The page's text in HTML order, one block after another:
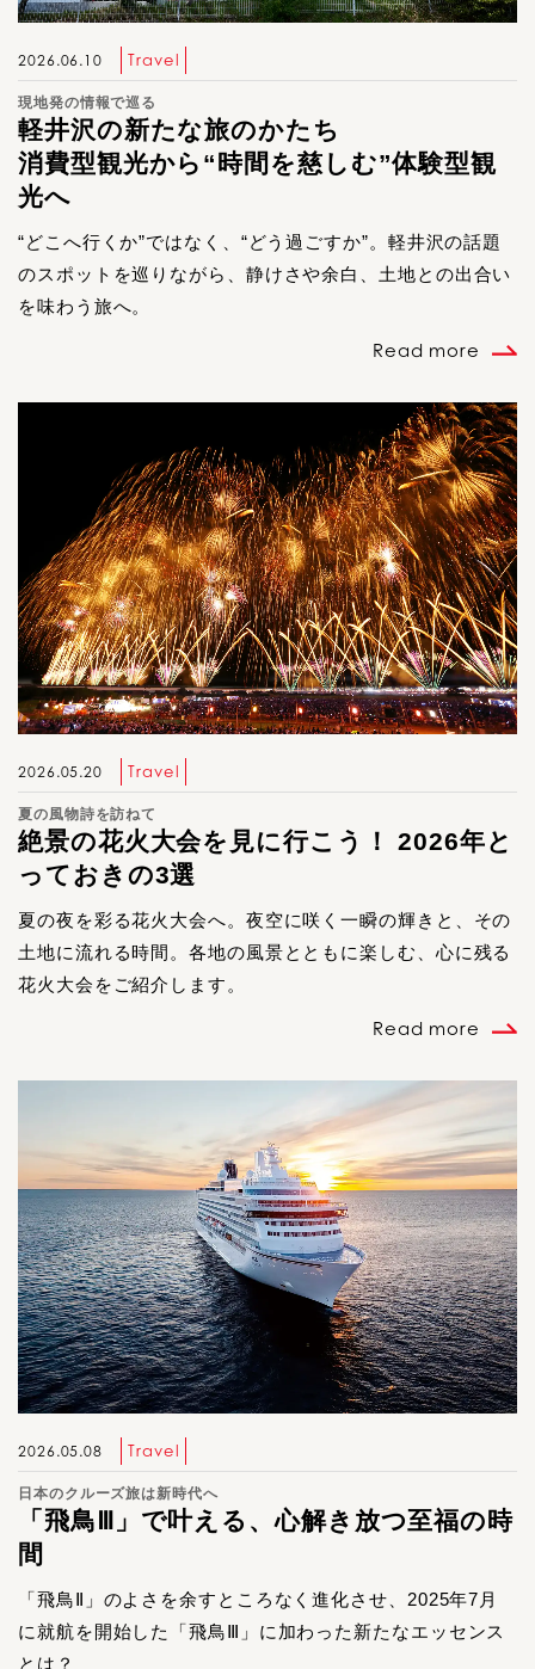
2026.06.10 Travel
現地発の情報で巡る
軽井沢の新たな旅のかたち
消費型観光から“時間を慈しむ”体験型観
光へ
“どこへ行くか”ではなく、“どう過ごすか”。軽井沢の話題
のスポットを巡りながら、静けさや余白、土地との出合い
を味わう旅へ。
Read more
2026.05.20 Travel
夏の風物詩を訪ねて
絶景の花火大会を見に行こう！ 2026年と
っておきの3選
夏の夜を彩る花火大会へ。夜空に咲く一瞬の輝きと、その
土地に流れる時間。各地の風景とともに楽しむ、心に残る
花火大会をご紹介します。
Read more
2026.05.08 Travel
日本のクルーズ旅は新時代へ
「飛鳥Ⅲ」で叶える、心解き放つ至福の時
間
「飛鳥Ⅱ」のよさを余すところなく進化させ、2025年7月
に就航を開始した「飛鳥Ⅲ」に加わった新たなエッセンス
とは？